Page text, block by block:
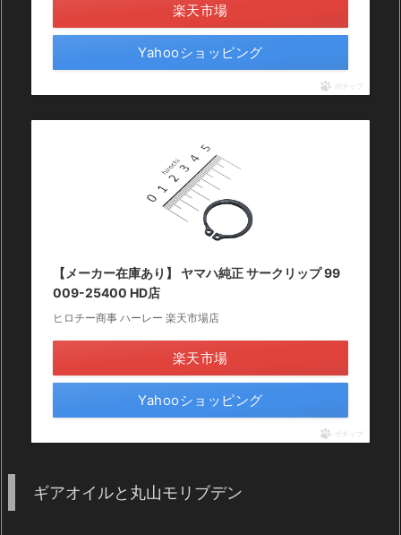
楽天市場
Yahooショッピング
ポチップ
【メーカー在庫あり】 ヤマハ純正 サークリップ 99
009-25400 HD店
ヒロチー商事 ハーレー 楽天市場店
楽天市場
Yahooショッピング
ポチップ
ギアオイルと丸山モリブデン